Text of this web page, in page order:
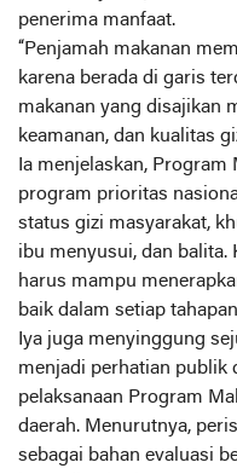
penerima manfaat.
‎“Penjamah makanan
karena berada di garis
makanan yang disajikan
keamanan, dan kualitas
‎Ia menjelaskan, Program
program prioritas
status gizi masyarakat,
ibu menyusui, dan balita.
harus mampu
baik dalam setiap
‎Iya juga menyinggung
menjadi perhatian publik
pelaksanaan Program
daerah. Menurutnya,
sebagai bahan evaluasi